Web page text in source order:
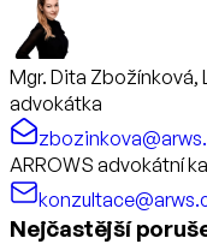
Mgr. Dita Zbožínková,
advokátka
ARROWS advokátní
Nejčastější